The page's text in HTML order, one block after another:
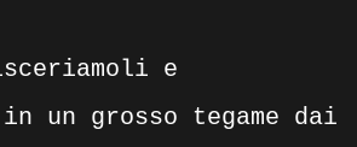
e
un grosso tegame dai